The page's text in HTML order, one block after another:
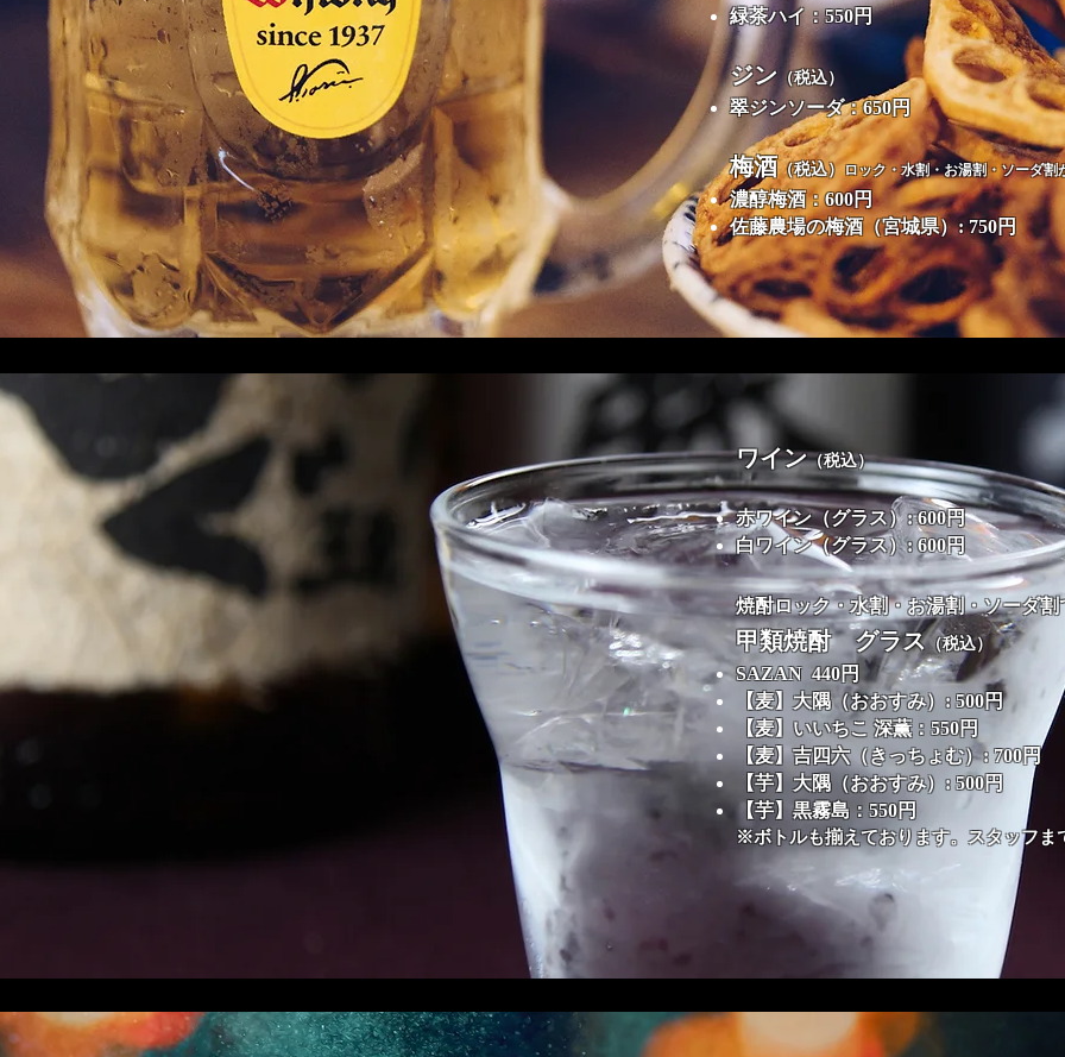
緑茶ハイ：550円
ジン （税込）
翠ジンソーダ：650円
梅酒（税込） ロック・水割・お湯割・ソーダ
濃醇梅酒：600円
佐藤農場の梅酒（宮城県）: 750円
ワイン（税込）
赤ワイン（グラス）: 600円
白ワイン（グラス）: 600円
焼酎ロック・水割・お湯割・ソーダ
甲類焼酎 グラス（税込）
SAZAN 440円
【麦】大隅（おおすみ）: 500円
【麦】いいちこ 深薫：550円
【麦】吉四六（きっちょむ）: 700円
【芋】大隅（おおすみ）: 500円
【芋】黒霧島 ：550円
※ボトルも揃えております。スタッフ